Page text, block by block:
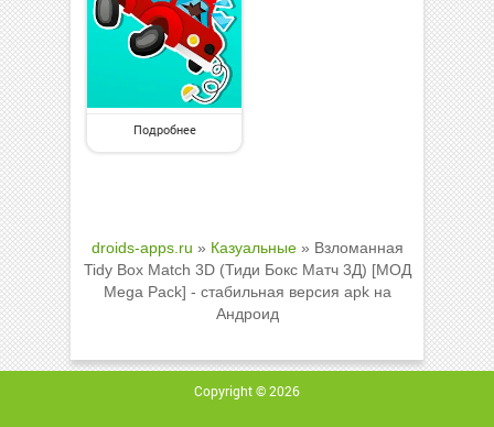
Подробнее
droids-apps.ru » Казуальные» Взломанная
Tidy Box Match 3D (Тиди Бокс Матч 3Д) [МОД
Mega Pack] - стабильная версия apk на
Андроид
Copyright © 2026